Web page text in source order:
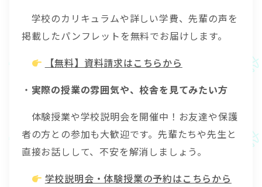
学校のカリキュラムや詳しい学費、先輩の声を
掲載したパンフレットを無料でお届けします。
【無料】資料請求はこちらから
・ 実際の授業の雰囲気や、校舎を見てみたい方
体験授業や学校説明会を開催中！お友達や保護
者の方との参加も大歓迎です。先輩たちや先生と
直接お話しして、不安を解消しましょう。
学校説明会・体験授業の予約はこちらから